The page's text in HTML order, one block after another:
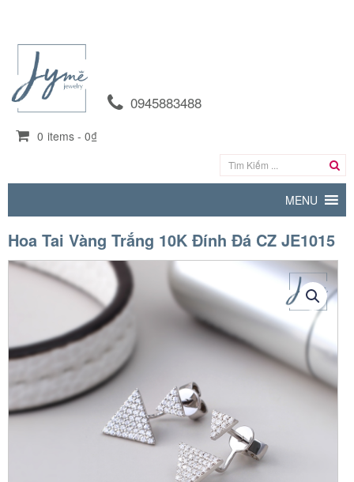
0945883488
0 items - 0₫
MENU
Hoa Tai Vàng Trắng 10K Đính Đá CZ JE1015